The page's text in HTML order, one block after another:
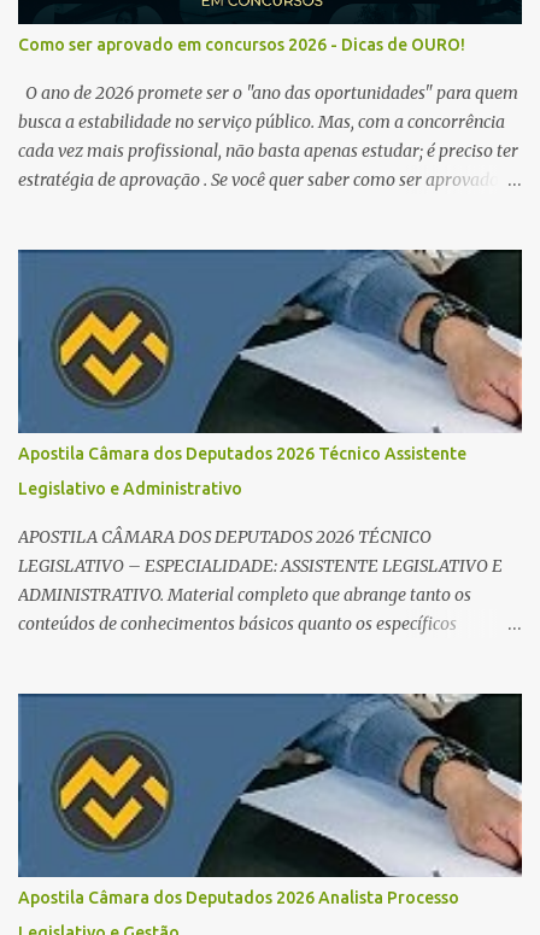
Como ser aprovado em concursos 2026 - Dicas de OURO!
O ano de 2026 promete ser o "ano das oportunidades" para quem
busca a estabilidade no serviço público. Mas, com a concorrência
cada vez mais profissional, não basta apenas estudar; é preciso ter
estratégia de aprovação . Se você quer saber como ser aprovado
Edital Verticalizado Não comece a estudar sem ler o edital. A dica
de ouro é criar um edital verticalizado . Liste todos os tópicos e
marque seu progresso (Teoria / Resumo / Questões). Isso evita que
você perca tempo com conteúdos irrelevantes e garante que você
bata todo o conteúdo programático. Palavras-chave para o seu
sucesso: Cronograma de estudos dinâmico; Técnica Pomodoro
para foco total; Foco em disciplinas básicas (Português, RLM e
Direito Administrativo). 🔄 2. Revisão Espaç...
Apostila Câmara dos Deputados 2026 Técnico Assistente
Legislativo e Administrativo
APOSTILA CÂMARA DOS DEPUTADOS 2026 TÉCNICO
LEGISLATIVO – ESPECIALIDADE: ASSISTENTE LEGISLATIVO E
ADMINISTRATIVO. Material completo que abrange tanto os
conteúdos de conhecimentos básicos quanto os específicos
realidade, e o cargo de Analista Legislativo (Processo Legislativo e
Gestão) se destaca como uma das melhores oportunidades do ano.
Com exigência de nível superior em qualquer área, o certame
oferece 35 vagas imediatas e salários que ultrapassam os R$ 30
mil . O que estudar para Processo Legislativo e Gestão? Para vencer
a concorrência da banca Cebraspe , o candidato precisa dominar o
conteúdo programático dividido em: Conhecimentos Básicos:
Português, Inglês, Raciocínio Lógico e Informática/Dados.
Apostila Câmara dos Deputados 2026 Analista Processo